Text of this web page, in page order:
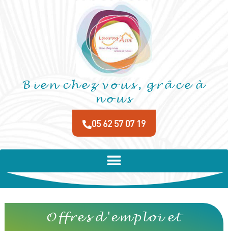
05 62 57 07 19
Bien chez vous, grâce à
nous
05 62 57 07 19
Offres d'emploi et